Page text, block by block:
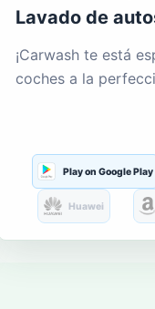
Lavado de
¡Carwash te está
coches a la
Play on Google Play
Huawei